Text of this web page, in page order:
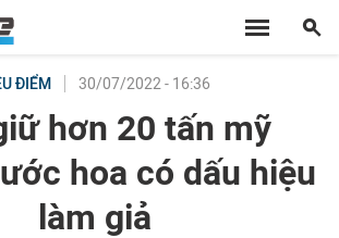
ĐIỂM 30/07/2022 - 16:36
hơn 20 tấn mỹ
hoa có dấu hiệu
làm giả